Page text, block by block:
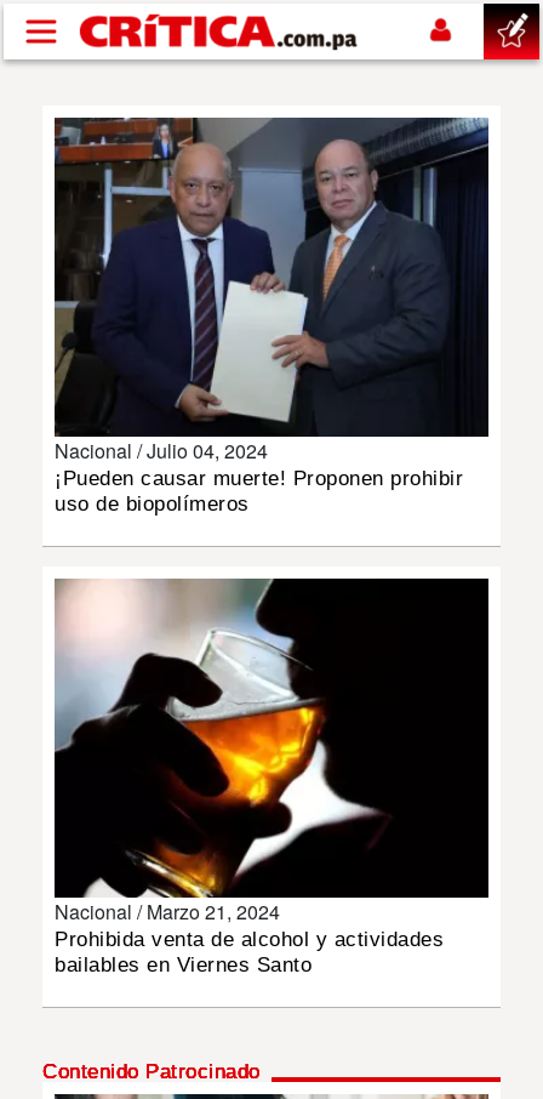
Pasar al contenido principal
NACIONAL
POLÍTICA
SHOW
DEPORTES
INSÓLITAS
IMPRESO
Nacional /Julio 04, 2024
¡Pueden causar muerte! Proponen prohibir
uso de biopolímeros
Nacional /Marzo 21, 2024
Prohibida venta de alcohol y actividades
bailables en Viernes Santo
Contenido Patrocinado